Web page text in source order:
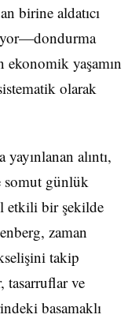
birine aldatıcı
ekonomik yaşamın
olarak
alıntı,
somut günlük
etkili bir şekilde
zaman
takip
tasarruflar ve
basamaklı